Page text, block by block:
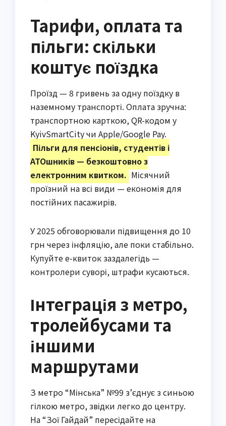
Тарифи, оплата та
пільги: скільки
коштує поїздка
Проїзд — 8 гривень за одну поїздку в
наземному транспорті. Оплата зручна:
транспортною карткою, QR-кодом у
KyivSmartCity чи Apple/Google Pay.
Пільги для пенсіонів, студентів і
АТОшників — безкоштовно з
електронним квитком. Місячний
проїзний на всі види — економія для
постійних пасажирів.
У 2025 обговорювали підвищення до 10
грн через інфляцію, але поки стабільно.
Купуйте e-квиток заздалегідь —
контролери суворі, штрафи кусаються.
Інтеграція з метро,
тролейбусами та
іншими
маршрутами
З метро “Мінська” №99 з’єднує з синьою
гілкою метро, звідки легко до центру.
На “Зої Гайдай” пересідайте на